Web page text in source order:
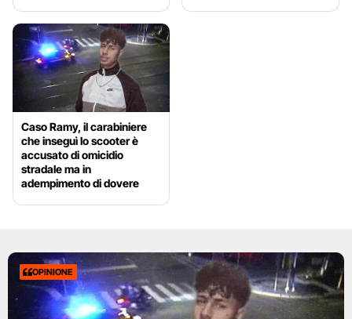
Caso Ramy, il carabiniere
che inseguì lo scooter è
accusato di omicidio
stradale ma in
adempimento di dovere
OPINIONE